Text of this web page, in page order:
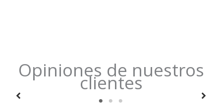
Opiniones de nuestros
clientes
Muy profesionales. Pintaron todo mi piso en Soto del